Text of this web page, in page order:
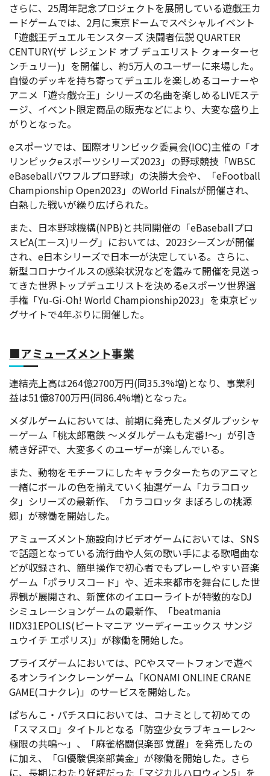
さらに、25周年記念プロジェクトを展開している遊戯王カ
ードゲームでは、2月に東京ドームでスペシャルイベント
「遊戯王デュエルモンスターズ 決闘者伝説 QUARTER
CENTURY(ザ レジェンド オブ デュエリスト クォーターセ
ンチュリー)」を開催し、約5万人のユーザーに来場した。
自慢のデッキを持ち寄ってデュエルを楽しめるコーナーや
アニメ「遊☆戯☆王」シリーズの名曲を楽しめるLIVEステ
ージ、イベント限定商品の販売などにより、大変な盛り上
がりとなった。
eスポーツでは、国際オリンピック委員会(IOC)主催の「オ
リンピックeスポーツシリーズ2023」の野球競技「WBSC
eBaseballパワフルプロ野球」の決勝大会や、「eFootball
Championship Open2023」のWorld Finalsが開催され、
白熱した戦いが繰り広げられた。
また、日本野球機構(NPB)と共同開催の「eBaseballプロ
スピA(エース)リーグ」においては、2023シーズンが開催
され、e日本シリーズで日本一が決定している。さらに、
新型コロナウイルスの感染状況などを鑑みて開催を見送っ
てきた世界トップデュエリストを決めるeスポーツ世界選
手権「Yu-Gi-Oh! World Championship2023」を東京ビッ
グサイトで4年ぶりに開催した。
■アミューズメント事業
連結売上高は264億2700万円(同35.3%増)となり、事業利
益は51億8700万円(同86.4%増)となった。
メダルゲームにおいては、前期に発売したメダルプッシャ
ーゲーム「桃太郎電鉄 ～メダルゲームも定番!～」が引き
続き好評で、大変多くのユーザーが楽しんでいる。
また、動物をモチーフにしたキャラクターたちのアニマと
一緒にボールの色を揃えていく抽選ゲーム「カラコロッ
タ」シリーズの最新作、「カラコロッタ まぼろしの桃源
郷」が稼働を開始した。
アミューズメント施設向けビデオゲームにおいては、SNS
で話題となっている流行曲や人気の歌い手による歌唱曲な
どが収録され、簡単操作で初心者でもプレーしやすい音楽
ゲーム「ポラリスコード」や、近未来都市を舞台にした世
界観が展開され、新筐体のイエローライトが特徴的なDJ
シミュレーションゲームの最新作、「beatmania
IIDX31EPOLIS(ビートマニア ツーディーエックス サンジ
ュウイチ エポリス)」が稼働を開始した。
プライズゲームにおいては、PCやスマートフォンで遊べ
るオンラインクレーンゲーム「KONAMI ONLINE CRANE
GAME(コナクレ)」のサービスを開始した。
ぱちんこ・パチスロにおいては、コナミとして初めての
「スマスロ」タイトルとなる「防空少女ラブキューレ2～
極限の共鳴～」、「麻雀格闘倶楽部 覚醒」を発売したの
に加え、「GI優駿倶楽部黄金」が稼働を開始した。さら
に、長期にわたり好評だった「マジカルハロウィン5」を